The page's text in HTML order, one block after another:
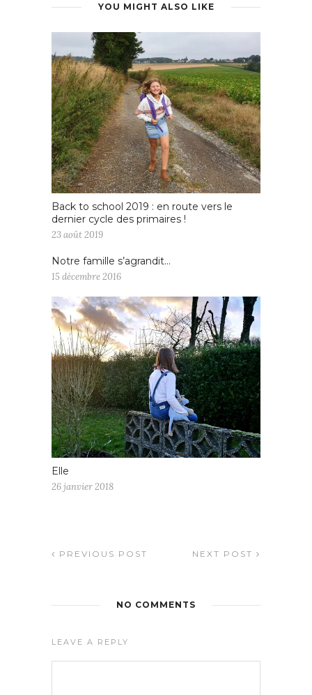
YOU MIGHT ALSO LIKE
Back to school 2019 : en route vers le
dernier cycle des primaires !
23 août 2019
Notre famille s’agrandit…
15 décembre 2016
Elle
26 janvier 2018
PREVIOUS POST NEXT POST
NO COMMENTS
LEAVE A REPLY